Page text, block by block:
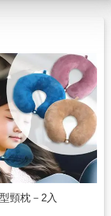
頸枕－2入